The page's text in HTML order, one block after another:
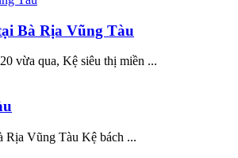
Bà Rịa Vũng Tàu
vừa qua, Kệ siêu thị miền ...
Rịa Vũng Tàu Kệ bách ...